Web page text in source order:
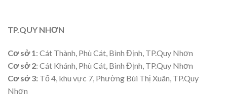
TP.QUY NHƠN
Cơ sở 1 : Cát Thành, Phù Cát, Bình Định, TP.Quy Nhơn
Cơ sở 2: Cát Khánh, Phù Cát, Bình Định, TP.Quy Nhơn
Cơ sở 3: Tổ 4, khu vực 7, Phường Bùi Thị Xuân, TP.Quy
Nhơn